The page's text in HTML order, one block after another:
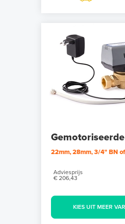
22mm, 28mm, 3/4" BN
Adviesprijs
€ 206,43
KIES UIT MEER